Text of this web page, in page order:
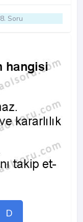
Soru
D